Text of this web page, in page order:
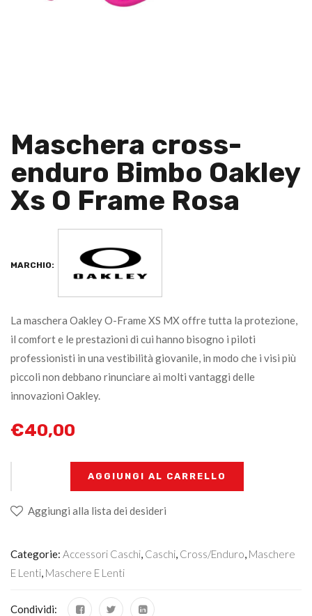
Maschera cross-
enduro Bimbo Oakley
Xs O Frame Rosa
MARCHIO:
La maschera Oakley O-Frame XS MX offre tutta la protezione,
il comfort e le prestazioni di cui hanno bisogno i piloti
professionisti in una vestibilità giovanile, in modo che i visi più
piccoli non debbano rinunciare ai molti vantaggi delle
innovazioni Oakley.
€40,00
AGGIUNGI AL CARRELLO
Aggiungi alla lista dei desideri
Categorie: Accessori Caschi, Caschi, Cross/Enduro, Maschere
E Lenti, Maschere E Lenti
Condividi: